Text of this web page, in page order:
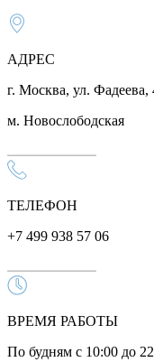
АДРЕС
г. Москва, ул. Фадеева,
м. Новослободская
ТЕЛЕФОН
+7 499 938 57 06
ВРЕМЯ РАБОТЫ
По будням с 10:00 до